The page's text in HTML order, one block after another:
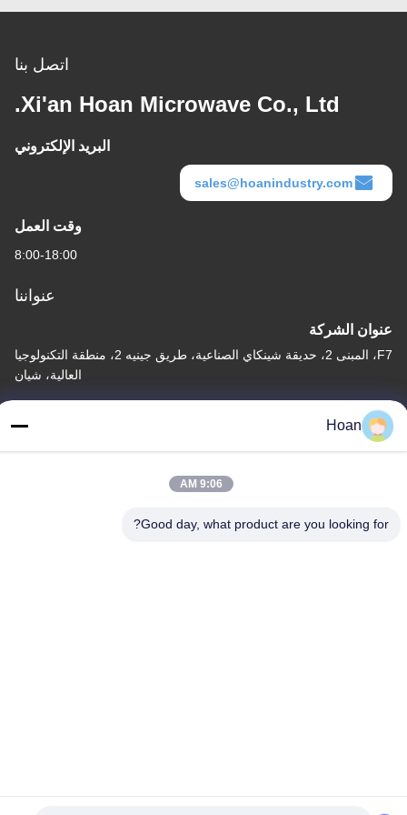
اتصل بنا
Xi'an Hoan Microwave Co., Ltd.
البريد الإلكتروني
sales@hoanindustry.com
وقت العمل
8:00-18:00
عنواننا
عنوان الشركة
F7، المبنى 2، حديقة شينكاي الصناعية، طريق جينيه 2، منطقة التكنولوجيا
العالية، شيان
عنوان المصنع
العالية، شيان
Hoan
9:06 AM
Good day, what product are you looking for?